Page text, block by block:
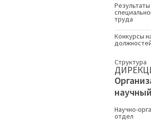
труда
Конкурсы
Структура
Научно-
отдел